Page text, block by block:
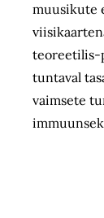
muusikute
teoreetilis-
tuntaval
vaimsete